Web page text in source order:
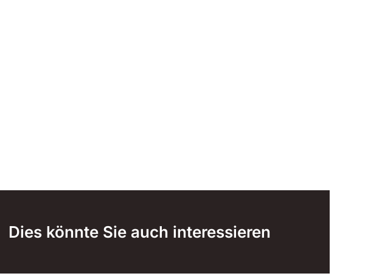
Dies könnte Sie auch interessieren